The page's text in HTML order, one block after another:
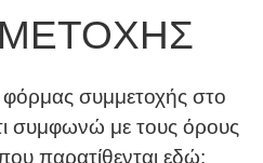
συμμετοχής στο
συμφωνώ με τους όρους
παρατίθενται εδώ: